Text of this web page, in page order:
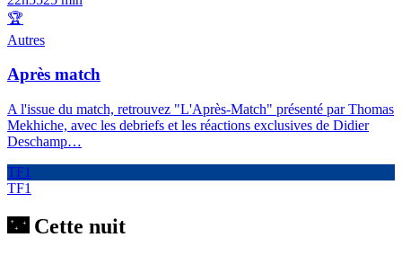
🏆
Autres
Après match
A l'issue du match, retrouvez "L'Après-Match" présenté par Thomas
Mekhiche, avec les debriefs et les réactions exclusives de Didier
Deschamp…
TF1
TF1
🌃 Cette nuit